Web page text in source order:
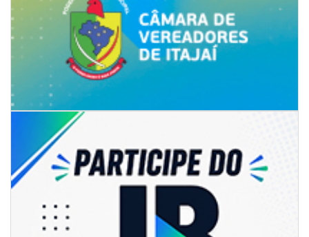
06/08/2026 | 07:00
Inscrições para a exploração da gastronomia do 14º Acampamento
Farroupilha estão abertas
CAMBORIÚ